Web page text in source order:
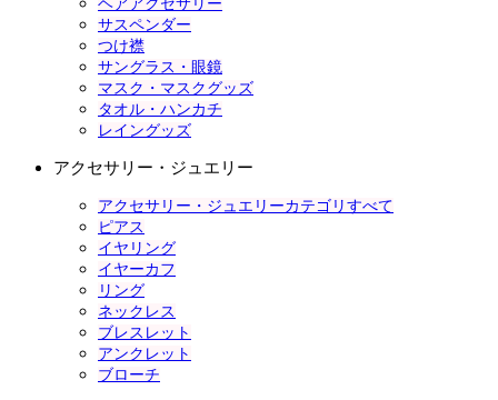
ヘアアクセサリー
サスペンダー
つけ襟
サングラス・眼鏡
マスク・マスクグッズ
タオル・ハンカチ
レイングッズ
アクセサリー・ジュエリー
アクセサリー・ジュエリーカテゴリすべて
ピアス
イヤリング
イヤーカフ
リング
ネックレス
ブレスレット
アンクレット
ブローチ